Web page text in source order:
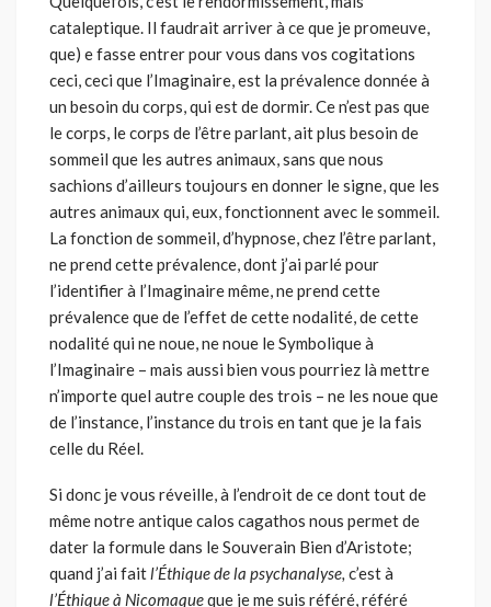
cataleptique. Il fau­drait arriver à ce que je promeuve,
que) e fasse entrer pour vous dans vos cogitations
ceci, ceci que l’Imaginaire, est la prévalence donnée à
un besoin du corps, qui est de dormir. Ce n’est pas que
le corps, le corps de l’être parlant, ait plus besoin de
sommeil que les autres animaux, sans que nous
sachions d’ailleurs toujours en donner le signe, que les
autres animaux qui, eux, fonctionnent avec le sommeil.
La fonction de som­meil, d’hypnose, chez l’être parlant,
ne prend cette prévalence, dont j’ai parlé pour
l’identifier à l’Imaginaire même, ne prend cette
prévalence que de l’effet de cette nodalité, de cette
nodalité qui ne noue, ne noue le Symbolique à
l’Imaginaire – mais aussi bien vous pourriez là mettre
n’importe quel autre couple des trois – ne les noue que
de l’instance, l’instance du trois en tant que je la fais
celle du Réel.
Si donc je vous réveille, à l’endroit de ce dont tout de
même notre antique calos cagathos nous permet de
dater la formule dans le Souverain Bien d’Aristote;
quand j’ai faitl’Éthique de la psychanalyse, c’est à
l’Éthique à Nicomaqueque je me suis référé, référé